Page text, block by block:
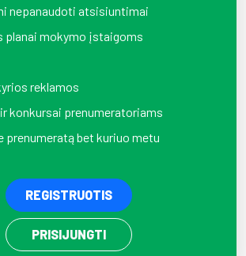
nepanaudoti atsisiuntimai
planai mokymo įstaigoms
reklamos
konkursai prenumeratoriams
prenumeratą bet kuriuo metu
REGISTRUOTIS
PRISIJUNGTI